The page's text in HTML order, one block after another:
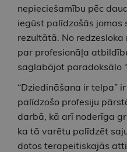
nepieciešamību pēc
iegūst palīdzošās jomas
rezultātā. No
par profesionāļa
saglabājot paradoksālo
“Dziedināšana ir telpa”
palīdzošo profesiju
darbā, kā arī noderīga
ka tā varētu palīdzēt
dotos terapeitiskajās